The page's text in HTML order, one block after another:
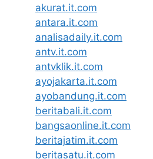
akurat.it.com
antara.it.com
analisadaily.it.com
antv.it.com
antvklik.it.com
ayojakarta.it.com
ayobandung.it.com
beritabali.it.com
bangsaonline.it.com
beritajatim.it.com
beritasatu.it.com